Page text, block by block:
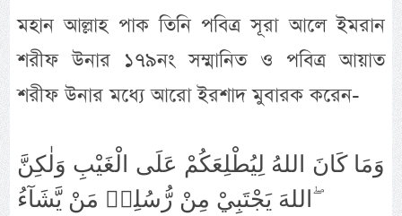
মহান আল্লাহ পাক তিনি পবিত্র সূরা আলে ইমরান
শরীফ উনার ১৭৯নং সম্মানিত ও পবিত্র আয়াত
শরীফ উনার মধ্যে আরো ইরশাদ মুবারক করেন-
وَمَا كَانَ اللهُ لِيُطْلِعَكُمْ عَلَى الْغَيْبِ وَلٰكِنَّ
اللهَ يَجْتَبِيْ مِنْ رُّسُلِهٖ مَنْ يَّشَآءُ ۖ